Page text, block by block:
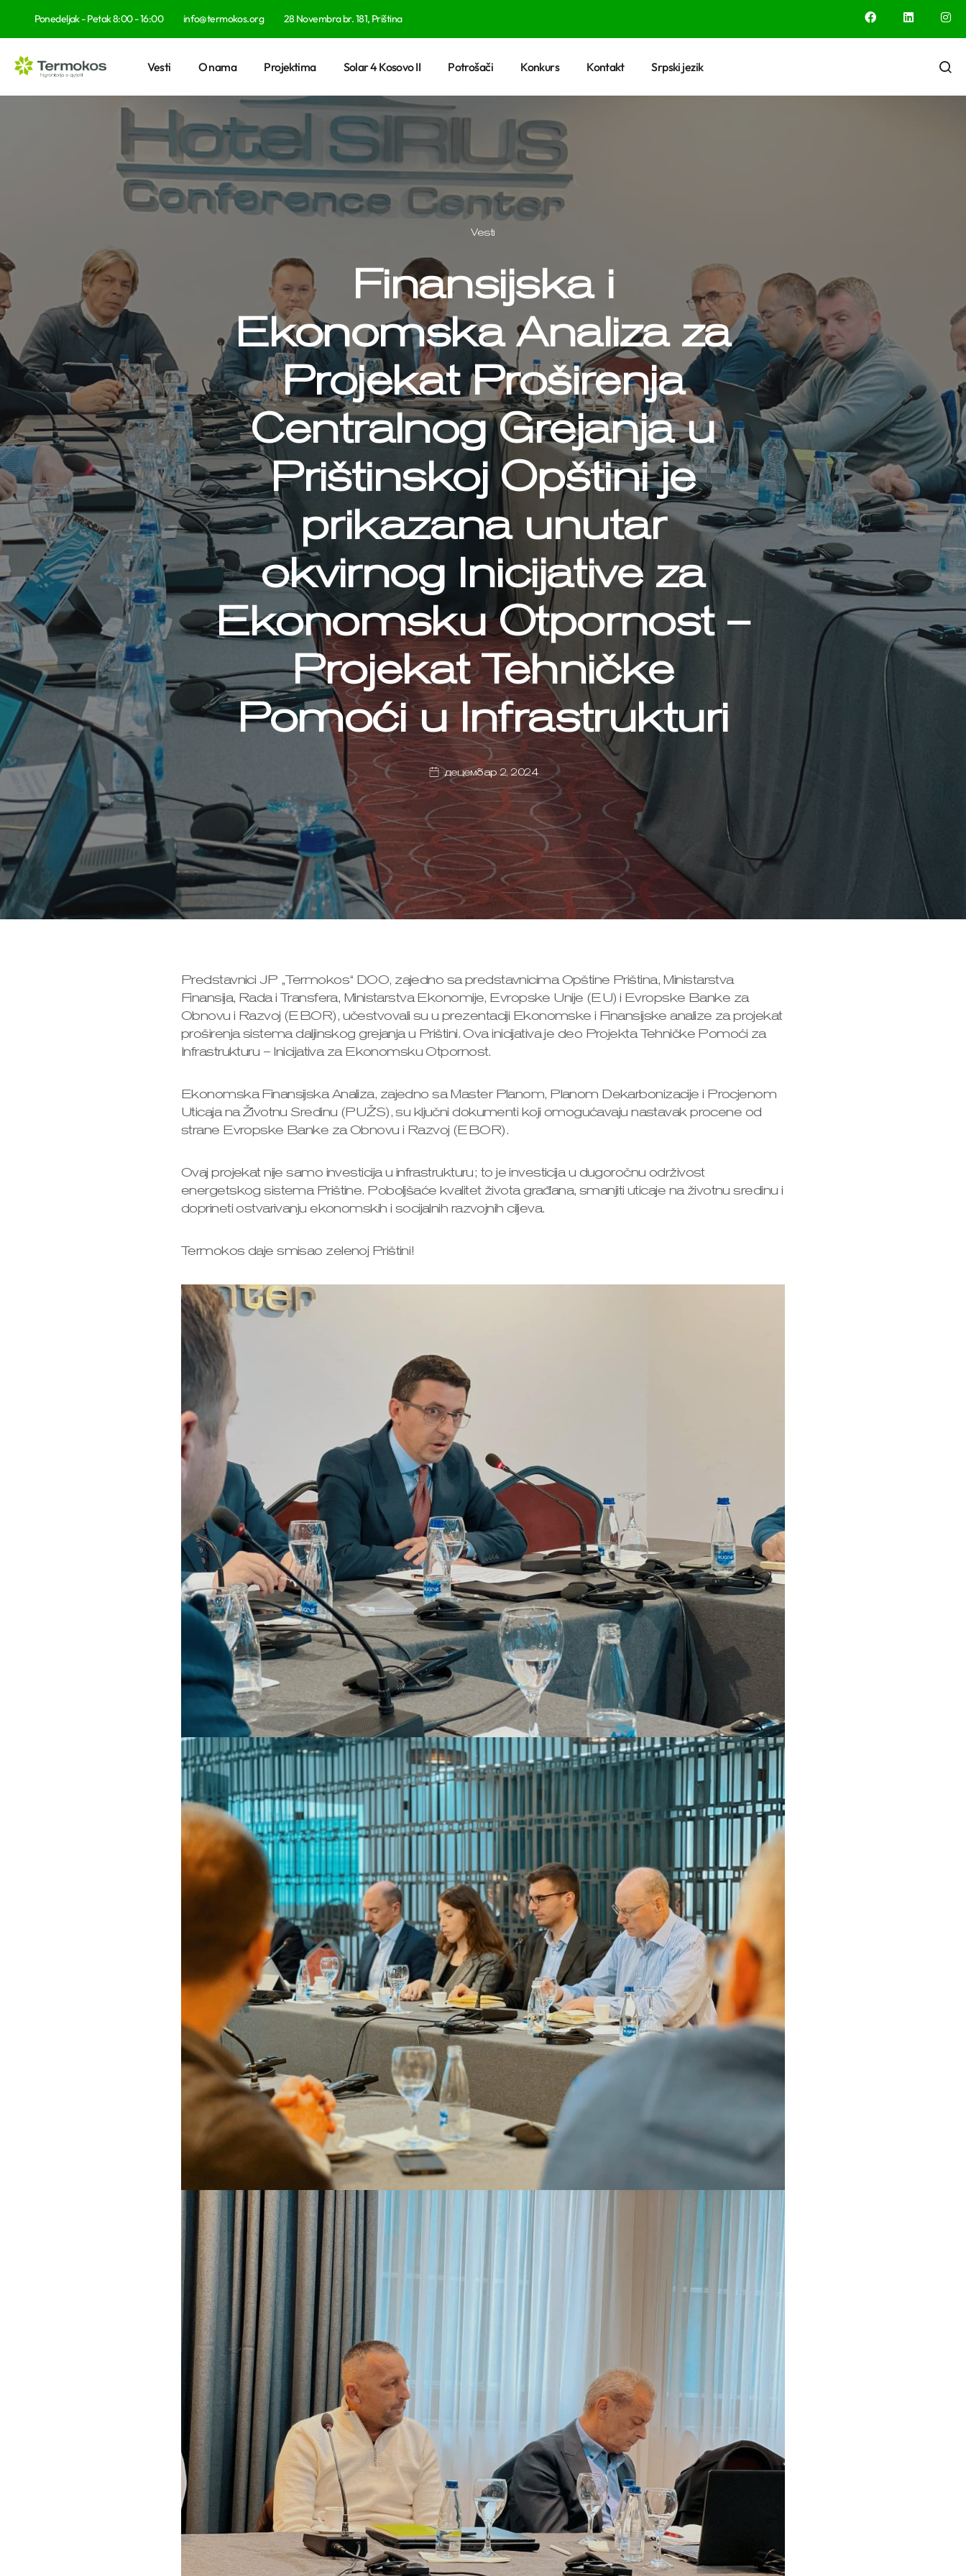
Ponedeljak - Petak 8:00 - 16:00 info@termokos.org 28 Novembra br. 181, Priština
Vesti O nama Projektima Solar 4 Kosovo II Potrošači Konkurs Kontakt Srpski jezik
Vesti
Finansijska i
Ekonomska Analiza za
Projekat Proširenja
Centralnog Grejanja u
Prištinskoj Opštini je
prikazana unutar
okvirnog Inicijative za
Ekonomsku Otpornost –
Projekat Tehničke
Pomoći u Infrastrukturi
децембар 2, 2024
Predstavnici JP „Termokos“ DOO, zajedno sa predstavnicima Opštine Priština, Ministarstva
Finansija, Rada i Transfera, Ministarstva Ekonomije, Evropske Unije (EU) i Evropske Banke za
Obnovu i Razvoj (EBOR), učestvovali su u prezentaciji Ekonomske i Finansijske analize za projekat
proširenja sistema daljinskog grejanja u Prištini. Ova inicijativa je deo Projekta Tehničke Pomoći za
Infrastrukturu – Inicijativa za Ekonomsku Otpornost.
Ekonomska Finansijska Analiza, zajedno sa Master Planom, Planom Dekarbonizacije i Procjenom
Uticaja na Životnu Sredinu (PUŽS), su ključni dokumenti koji omogućavaju nastavak procene od
strane Evropske Banke za Obnovu i Razvoj (EBOR).
Ovaj projekat nije samo investicija u infrastrukturu; to je investicija u dugoročnu održivost
energetskog sistema Prištine. Poboljšaće kvalitet života građana, smanjiti uticaje na životnu sredinu i
doprineti ostvarivanju ekonomskih i socijalnih razvojnih ciljeva.
Termokos daje smisao zelenoj Prištini!